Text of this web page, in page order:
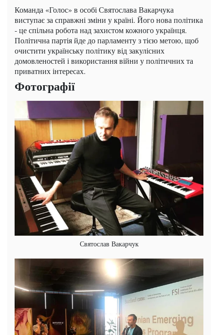
Команда «Голос» в особі Святослава Вакарчука
виступає за справжні зміни у країні. Його нова політика
- це спільна робота над захистом кожного українця.
Політична партія йде до парламенту з тією метою, щоб
очистити українську політику від закулісних
домовленостей і використання війни у політичних та
приватних інтересах.
Фотографії
Святослав Вакарчук